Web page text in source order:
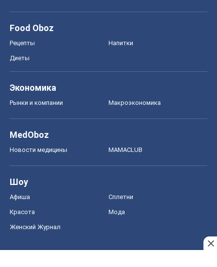
Food Oboz
Рецепты Напитки
Диеты
Экономика
Рынки и компании Mакроэкономика
MedOboz
Новости медицины MAMACLUB
Шоу
Афиша Сплетни
Красота Мода
Женский Журнал